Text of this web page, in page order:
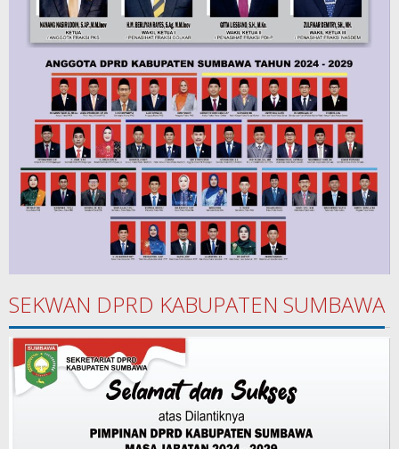
SEKWAN DPRD KABUPATEN SUMBAWA